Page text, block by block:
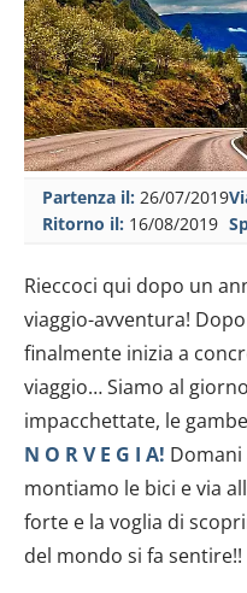
Partenza il: 26/07/2019
Ritorno il: 16/08/2019
Rieccoci qui dopo un
viaggio-avventura!
finalmente inizia a
viaggio… Siamo al
impacchettate, le
N O R V E G I A!
montiamo le bici e via
forte e la voglia di
del mondo si fa sentire!!